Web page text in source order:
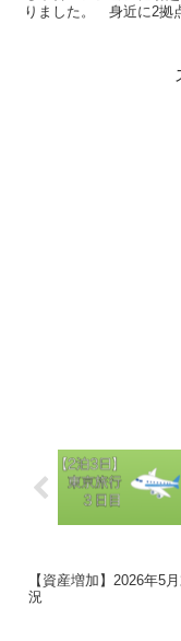
りました。 身近に2拠
【資産増加】2026年5
況